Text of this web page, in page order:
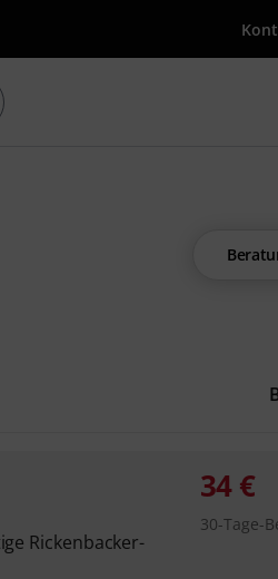
mit Suchwort {searchTerm}
Rickenbacker-
34 €
30-Tage-